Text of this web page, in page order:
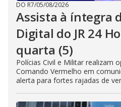
DO R7/05/08/2026
Assista à íntegra
Digital do JR 24
quarta (5)
Polícias Civil e Militar realizam
Comando Vermelho em
alerta para fortes rajadas de